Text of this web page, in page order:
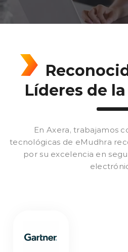
Líderes de
En Axera, trabajamos
tecnológicas de eMudhra
por su excelencia en